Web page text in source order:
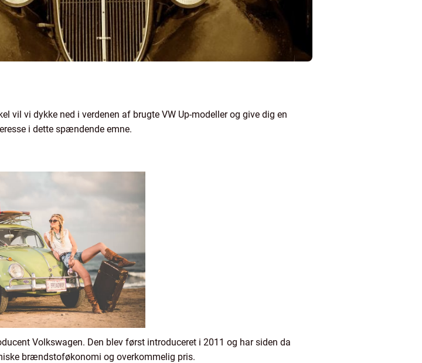
vil vi dykke ned i verdenen af brugte VW Up-modeller og give dig en
i dette spændende emne.
Volkswagen. Den blev først introduceret i 2011 og har siden da
brændstoføkonomi og overkommelig pris.